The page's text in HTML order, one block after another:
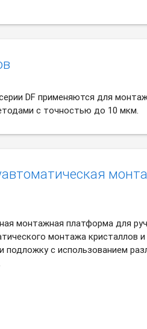
DF применяются для
с точностью до 10 мкм.
монтажная платформа для
монтажа кристаллов
подложку с использованием